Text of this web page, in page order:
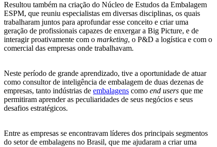
Resultou também na criação do Núcleo de Estudos da Embalagem
ESPM, que reuniu especialistas em diversas disciplinas, os quais
trabalharam juntos para aprofundar esse conceito e criar uma
geração de profissionais capazes de enxergar a Big Picture, e de
interagir proativamente com o marketing, o P&D a logística e com o
comercial das empresas onde trabalhavam.
Neste período de grande aprendizado, tive a oportunidade de atuar
como consultor de inteligência de embalagem de duas dezenas de
empresas, tanto indústrias de embalagens como end users que me
permitiram aprender as peculiaridades de seus negócios e seus
desafios estratégicos.
Entre as empresas se encontravam líderes dos principais segmentos
do setor de embalagens no Brasil, que me ajudaram a criar uma